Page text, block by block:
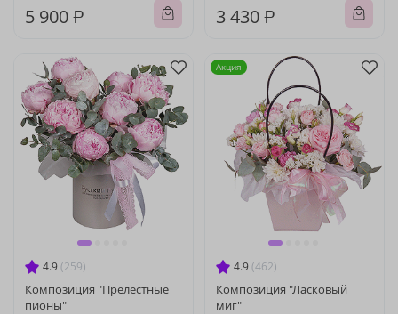
5 900 ₽ 3 430 ₽
4.9 (259)
Композиция "Прелестные
пионы"
4.9 (462)
Композиция "Ласковый
миг"
Акция